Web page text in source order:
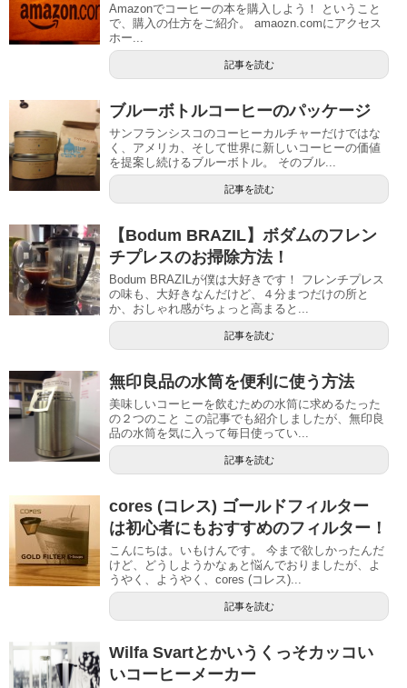
Amazonでコーヒーの本を購入しよう！ ということ
で、購入の仕方をご紹介。 amaozn.comにアクセス
ホー...
記事を読む
ブルーボトルコーヒーのパッケージ
サンフランシスコのコーヒーカルチャーだけではな
く、アメリカ、そして世界に新しいコーヒーの価値
を提案し続けるブルーボトル。 そのブル...
記事を読む
【Bodum BRAZIL】ボダムのフレン
チプレスのお掃除方法！
Bodum BRAZILが僕は大好きです！ フレンチプレス
の味も、大好きなんだけど、４分まつだけの所と
か、おしゃれ感がちょっと高まると...
記事を読む
無印良品の水筒を便利に使う方法
美味しいコーヒーを飲むための水筒に求めるたった
の２つのこと この記事でも紹介しましたが、無印良
品の水筒を気に入って毎日使ってい...
記事を読む
cores (コレス) ゴールドフィルター
は初心者にもおすすめのフィルター！
こんにちは。いもけんです。 今まで欲しかったんだ
けど、どうしようかなぁと悩んでおりましたが、よ
うやく、ようやく、cores (コレス)...
記事を読む
Wilfa Svartとかいうくっそカッコい
いコーヒーメーカー